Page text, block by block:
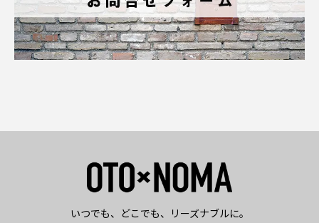
いつでも、どこでも、リーズナブルに。